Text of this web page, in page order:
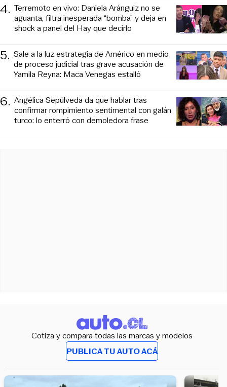
4. Terremoto en vivo: Daniela Aránguiz no se
aguanta, filtra inesperada “bomba” y deja en
shock a panel del Hay que decirlo
5. Sale a la luz estrategia de Américo en medio
de proceso judicial tras grave acusación de
Yamila Reyna: Maca Venegas estalló
6. Angélica Sepúlveda da que hablar tras
confirmar rompimiento sentimental con galán
turco: lo enterró con demoledora frase
Cotiza y compara todas las marcas y modelos
PUBLICA TU AUTO ACÁ